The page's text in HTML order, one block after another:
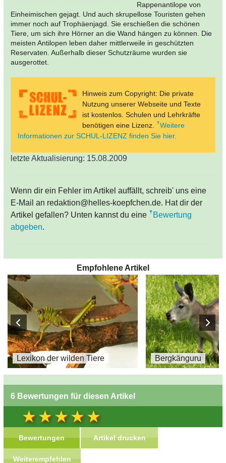
Rappenantilope von
Einheimischen gejagt. Und auch skrupellose Touristen gehen
immer noch auf Trophäenjagd. Sie erschießen die schönen
Tiere, um sich ihre Hörner an die Wand hängen zu können. Die
meisten Antilopen leben daher mittlerweile in geschützten
Reservaten. Außerhalb dieser Schutzräume wurden sie
ausgerottet.
Hinweis zum Copyright: Die private
Nutzung unserer Webseite und Texte
ist kostenlos. Schulen und Lehrkräfte
benötigen eine Lizenz.
Weitere
Informationen zur SCHUL-LIZENZ finden Sie hier.
letzte Aktualisierung: 15.08.2009
Wenn dir ein Fehler im Artikel auffällt, schreib' uns eine
E-Mail an redaktion@helles-koepfchen.de. Hat dir der
Artikel gefallen? Unten kannst du eine
Bewertung
abgeben.
Empfohlene Artikel
Lexikon der wilden Tiere Bergkänguru
6 Bewertungen für diesen Artikel
Bewertungen Artikel drucken
Weiterempfehlen